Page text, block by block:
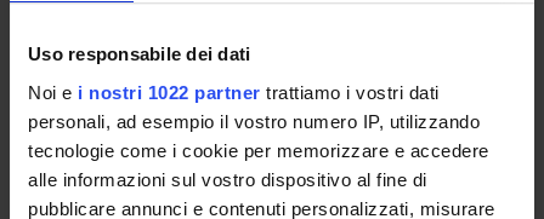
Uso responsabile dei dati
Noi e i nostri 1022 partner trattiamo i vostri dati
personali, ad esempio il vostro numero IP, utilizzando
tecnologie come i cookie per memorizzare e accedere
alle informazioni sul vostro dispositivo al fine di
pubblicare annunci e contenuti personalizzati, misurare
socialization processes
Early childhood medicine 6 C
MED/39
,MED/42